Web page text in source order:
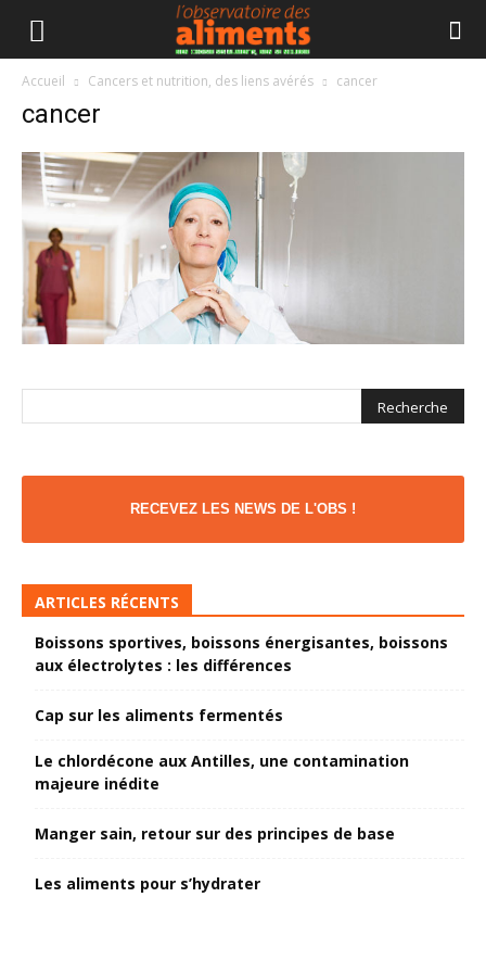
Accueil Cancers et nutrition, des liens avérés cancer
cancer
RECEVEZ LES NEWS DE L'OBS !
ARTICLES RÉCENTS
Boissons sportives, boissons énergisantes, boissons
aux électrolytes : les différences
Cap sur les aliments fermentés
Le chlordécone aux Antilles, une contamination
majeure inédite
Manger sain, retour sur des principes de base
Les aliments pour s’hydrater